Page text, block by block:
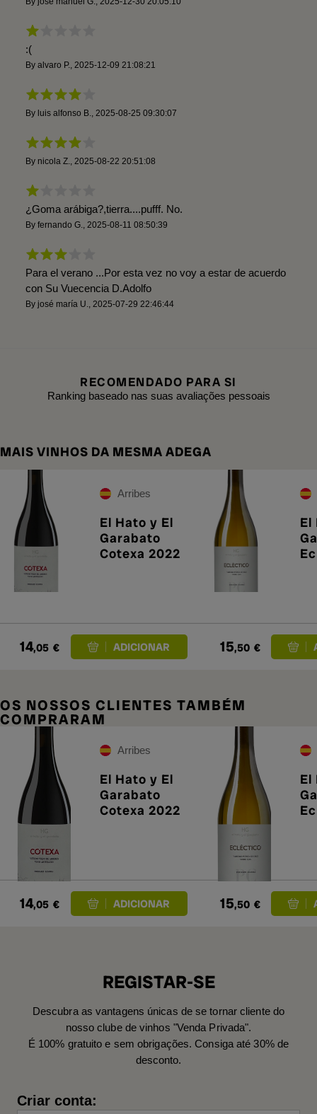
:(
By alvaro P. 2025-12-09 21:08:21
By luis alfonso B. 2025-08-25 09:30:07
By nicola Z. 2025-08-22 20:51:08
¿Goma arábiga?,tierra....pufff. No.
By fernando G. 2025-08-11 08:50:39
Para el verano ...Por esta vez no voy a estar de acuerdo
con Su Vuecencia D.Adolfo
By josé maría U. 2025-07-29 22:46:44
RECOMENDADO PARA SI
Ranking baseado nas suas avaliações pessoais
MAIS VINHOS DA MESMA ADEGA
Arribes
El Hato y El
Garabato
Cotexa 2022
14,05 €
El
15,50 €
OS NOSSOS CLIENTES TAMBÉM
COMPRARAM
Arribes
El Hato y El
Garabato
Cotexa 2022
14,05 €
El
15,50 €
REGISTAR-SE
Descubra as vantagens únicas de se tornar cliente do
nosso clube de vinhos "Venda Privada".
É 100% gratuito e sem obrigações. Consiga até 30% de
desconto.
Criar conta: